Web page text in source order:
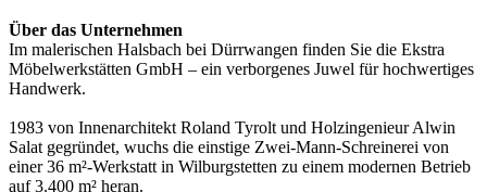
Über das Unternehmen
Im malerischen Halsbach bei Dürrwangen finden Sie die Ekstra
Möbelwerkstätten GmbH – ein verborgenes Juwel für hochwertiges
Handwerk.
1983 von Innenarchitekt Roland Tyrolt und Holzingenieur Alwin
Salat gegründet, wuchs die einstige Zwei-Mann-Schreinerei von
einer 36 m²-Werkstatt in Wilburgstetten zu einem modernen Betrieb
auf 3.400 m² heran.